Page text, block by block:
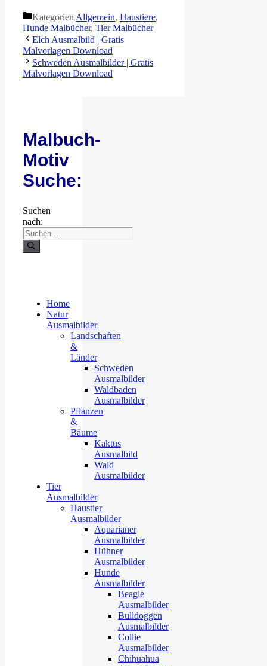
Kategorien Allgemein, Haustiere,
Hunde Malbücher, Tier Malbücher
Elch Ausmalbild | Gratis
Malvorlagen Download
Schweden Ausmalbilder | Gratis
Malvorlagen Download
Malbuch-
Motiv
Suche:
Suchen
nach:
Home
Natur
Ausmalbilder
Landschaften
&
Länder
Schweden
Ausmalbilder
Waldbaden
Ausmalbilder
Pflanzen
&
Bäume
Kaktus
Ausmalbild
Wald
Ausmalbilder
Tier
Ausmalbilder
Haustier
Ausmalbilder
Aquarianer
Ausmalbilder
Hühner
Ausmalbilder
Hunde
Ausmalbilder
Beagle
Ausmalbilder
Bulldoggen
Ausmalbilder
Collie
Ausmalbilder
Chihuahua